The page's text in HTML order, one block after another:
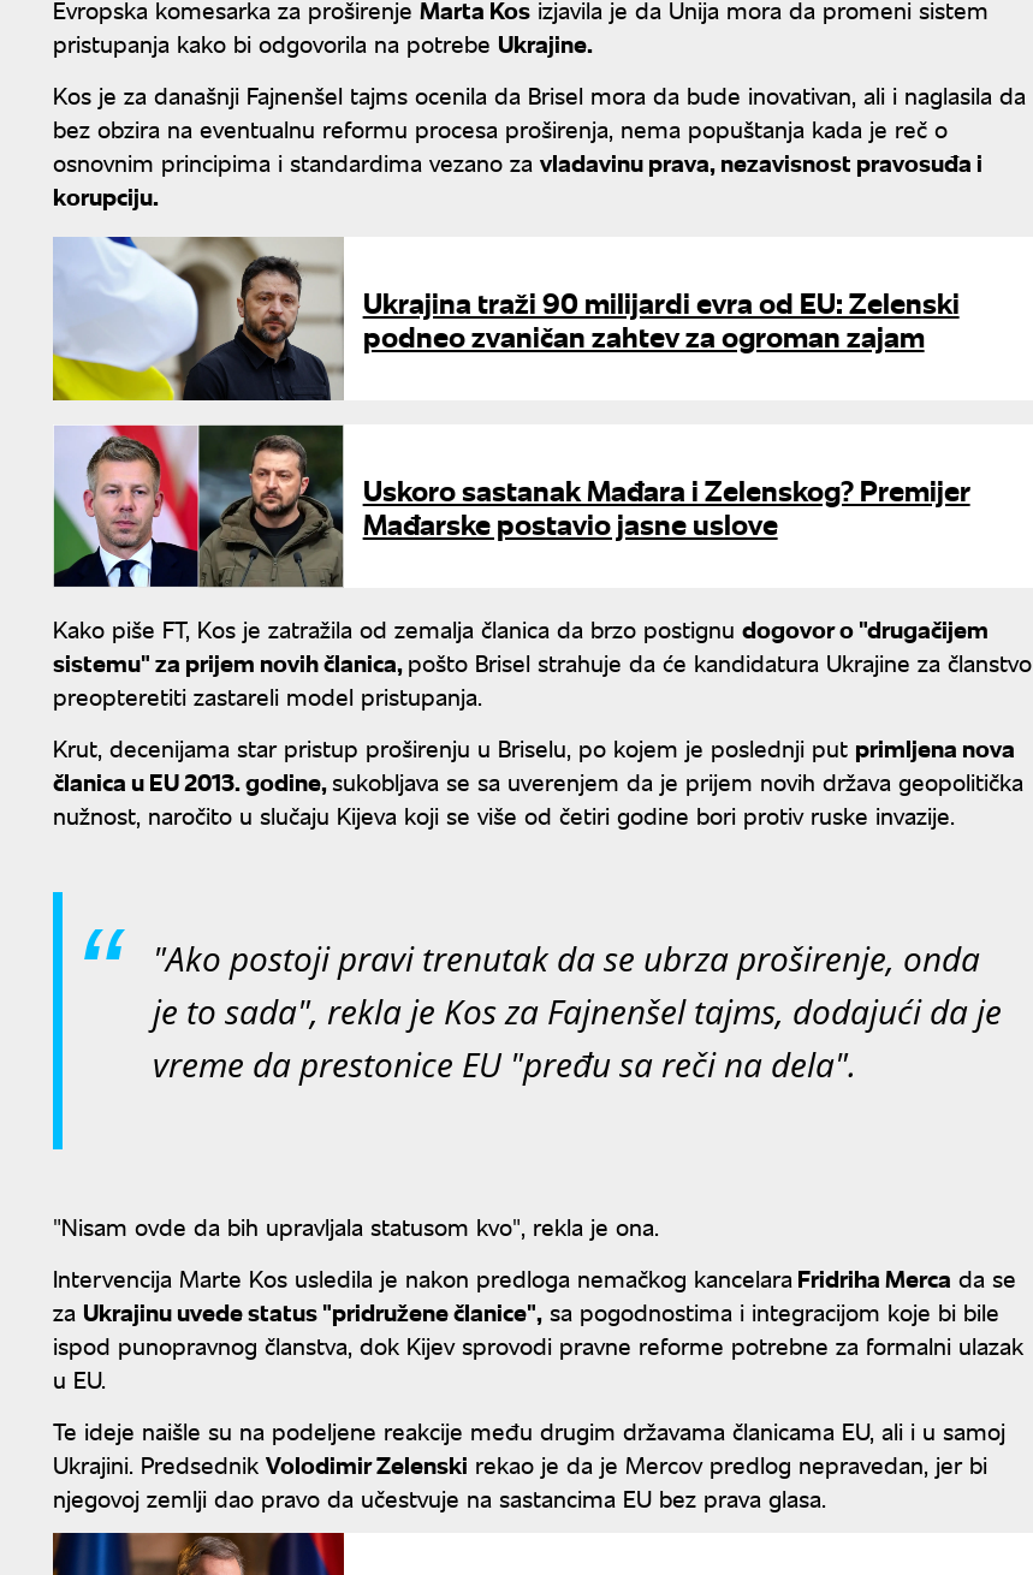
Evropska komesarka za proširenje Marta Kos izjavila je da Unija mora da promeni sistem
pristupanja kako bi odgovorila na potrebe Ukrajine.
Kos je za današnji Fajnenšel tajms ocenila da Brisel mora da bude inovativan, ali i naglasila da
bez obzira na eventualnu reformu procesa proširenja, nema popuštanja kada je reč o
osnovnim principima i standardima vezano za vladavinu prava, nezavisnost pravosuđa i
korupciju.
Ukrajina traži 90 milijardi evra od EU: Zelenski
podneo zvaničan zahtev za ogroman zajam
Uskoro sastanak Mađara i Zelenskog? Premijer
Mađarske postavio jasne uslove
Kako piše FT, Kos je zatražila od zemalja članica da brzo postignu dogovor o "drugačijem
sistemu" za prijem novih članica,pošto Brisel strahuje da će kandidatura Ukrajine za članstvo
preopteretiti zastareli model pristupanja.
Krut, decenijama star pristup proširenju u Briselu, po kojem je poslednji put primljena nova
članica u EU 2013. godine,sukobljava se sa uverenjem da je prijem novih država geopolitička
nužnost, naročito u slučaju Kijeva koji se više od četiri godine bori protiv ruske invazije.
"Ako postoji pravi trenutak da se ubrza proširenje, onda
je to sada", rekla je Kos za Fajnenšel tajms, dodajući da je
vreme da prestonice EU "pređu sa reči na dela".
"Nisam ovde da bih upravljala statusom kvo", rekla je ona.
Intervencija Marte Kos usledila je nakon predloga nemačkog kancelara Fridriha Merca da se
za Ukrajinu uvede status "pridružene članice", sa pogodnostima i integracijom koje bi bile
ispod punopravnog članstva, dok Kijev sprovodi pravne reforme potrebne za formalni ulazak
u EU.
Te ideje naišle su na podeljene reakcije među drugim državama članicama EU, ali i u samoj
Ukrajini. Predsednik Volodimir Zelenski rekao je da je Mercov predlog nepravedan, jer bi
njegovoj zemlji dao pravo da učestvuje na sastancima EU bez prava glasa.